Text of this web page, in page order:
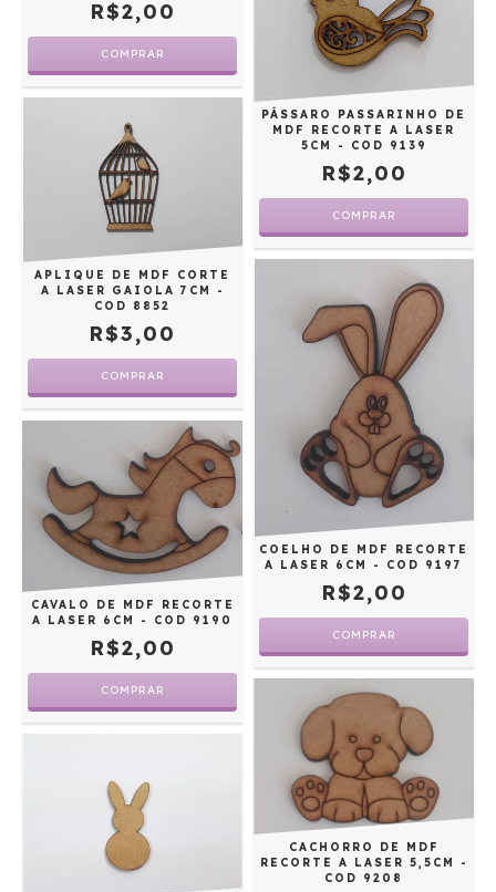
R$2,00
APLIQUE DE MDF CORTE
A LASER GAIOLA 7CM -
COD 8852
R$3,00
PÁSSARO PASSARINHO DE
MDF RECORTE A LASER
5CM - COD 9139
R$2,00
CAVALO DE MDF RECORTE
A LASER 6CM - COD 9190
R$2,00
COELHO DE MDF RECORTE
A LASER 6CM - COD 9197
R$2,00
CACHORRO DE MDF
RECORTE A LASER 5,5CM -
COD 9208